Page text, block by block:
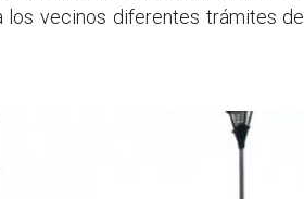
los vecinos diferentes trámites de